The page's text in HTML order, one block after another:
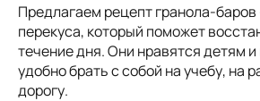
Предлагаем рецепт гранола-баров
перекуса, который поможет
течение дня. Они нравятся детям
удобно брать с собой на учебу, на
дорогу.